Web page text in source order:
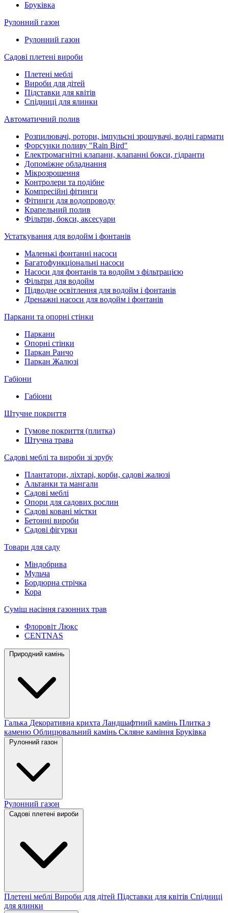
Бруківка
Рулонний газон
Рулонний газон
Садові плетені вироби
Плетені меблі
Вироби для дітей
Підставки для квітів
Спідниці для ялинки
Автоматичний полив
Розпилювачі, ротори, імпульсні зрошувачі, водні гармати
Форсунки поливу "Rain Bird"
Електромагнітні клапани, клапанні бокси, гідранти
Допоміжне обладнання
Мікрозрошення
Контролери та подібне
Компресійні фітинги
Фітинги для водопроводу
Крапельний полив
Фільтри, бокси, аксесуари
Устаткування для водойм і фонтанів
Маленькі фонтанні насоси
Багатофункціональні насоси
Насоси для фонтанів та водойм з фільтрацією
Фільтри для водойм
Підводне освітлення для водойм і фонтанів
Дренажні насоси для водойм і фонтанів
Паркани та опорні стінки
Паркани
Опорні стінки
Паркан Ранчо
Паркан Жалюзі
Габіони
Габіони
Штучне покриття
Гумове покриття (плитка)
Штучна трава
Садові меблі та вироби зі зрубу
Плантатори, ліхтарі, корби, садові жалюзі
Альтанки та мангали
Садові меблі
Опори для садових рослин
Садові ковані містки
Бетонні вироби
Садові фігурки
Товари для саду
Міндобрива
Мульча
Бордюрна стрічка
Кора
Суміш насіння газонних трав
Флоровіт Люкс
СENTNAS
Природний камінь
Галька Декоративна крихта Ландшафтний камінь Плитка з
каменю Облицювальний камінь Скляне каміння Бруківка
Рулонний газон
Рулонний газон
Садові плетені вироби
Плетені меблі Вироби для дітей Підставки для квітів Спідниці
для ялинки